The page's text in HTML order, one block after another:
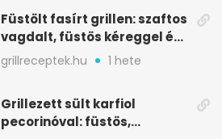
Füstölt fasírt grillen: szaftos
vagdalt, füstös kéreggel és
BBQ mázzal
grillreceptek.hu 1 hete
Grillezett sült karfiol
pecorinóval: füstös,